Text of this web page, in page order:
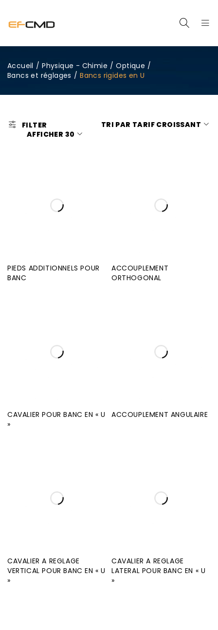
Accueil / Physique - Chimie / Optique /
Bancs et réglages / Bancs rigides en U
FILTER
TRI PAR TARIF CROISSANT
AFFICHER 30
PIEDS ADDITIONNELS POUR
BANC
ACCOUPLEMENT
ORTHOGONAL
CAVALIER POUR BANC EN « U
»
ACCOUPLEMENT ANGULAIRE
CAVALIER A REGLAGE
VERTICAL POUR BANC EN « U
»
CAVALIER A REGLAGE
LATERAL POUR BANC EN « U
»